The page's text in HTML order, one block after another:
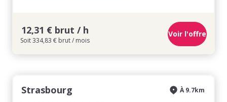
12,31 € brut / h
Soit 334,83 € brut / mois
Voir l'offre
Strasbourg
À 9.7km